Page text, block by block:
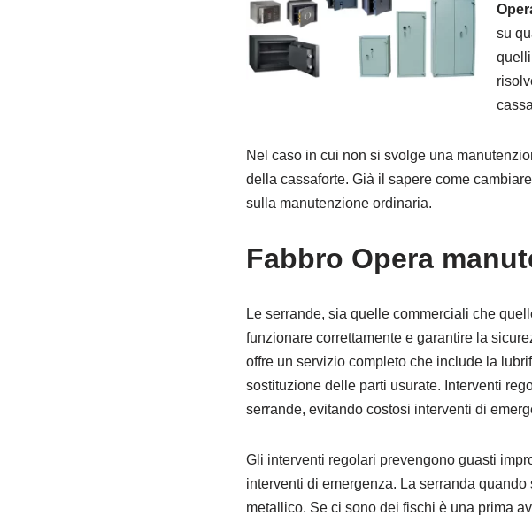
su
Nel caso in cui non si svolge una
della cassaforte. Già il sapere come
sulla manutenzione ordinaria.
Fabbro Opera
Le serrande, sia quelle commerciali che
funzionare correttamente e garantire la
offre un servizio completo che include la
sostituzione delle parti usurate. Interventi
serrande, evitando costosi interventi di
Gli interventi regolari prevengono guasti
interventi di emergenza. La serranda
metallico. Se ci sono dei fischi è una prima